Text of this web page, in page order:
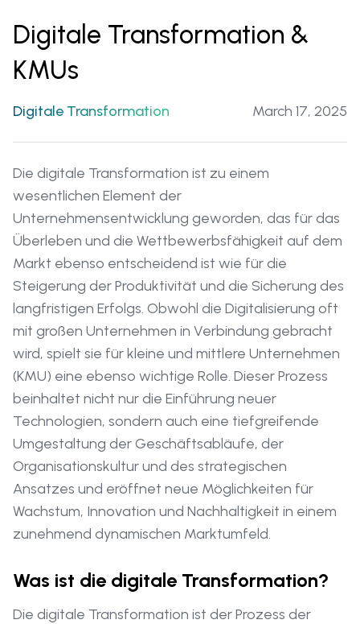
Digitale Transformation &
KMUs
Digitale Transformation March 17, 2025
Die digitale Transformation ist zu einem
wesentlichen Element der
Unternehmensentwicklung geworden, das für das
Überleben und die Wettbewerbsfähigkeit auf dem
Markt ebenso entscheidend ist wie für die
Steigerung der Produktivität und die Sicherung des
langfristigen Erfolgs. Obwohl die Digitalisierung oft
mit großen Unternehmen in Verbindung gebracht
wird, spielt sie für kleine und mittlere Unternehmen
(KMU) eine ebenso wichtige Rolle. Dieser Prozess
beinhaltet nicht nur die Einführung neuer
Technologien, sondern auch eine tiefgreifende
Umgestaltung der Geschäftsabläufe, der
Organisationskultur und des strategischen
Ansatzes und eröffnet neue Möglichkeiten für
Wachstum, Innovation und Nachhaltigkeit in einem
zunehmend dynamischen Marktumfeld.
Was ist die digitale Transformation?
Die digitale Transformation ist der Prozess der